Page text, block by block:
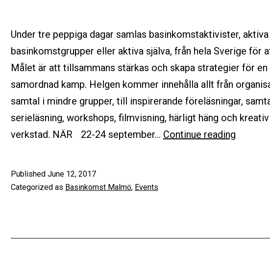
Under tre peppiga dagar samlas basinkomstaktivister,
basinkomstgrupper eller aktiva själva, från hela Sverige för
Målet är att tillsammans stärkas och skapa strategier för en
samordnad kamp. Helgen kommer innehålla allt från
samtal i mindre grupper, till inspirerande föreläsningar,
serieläsning, workshops, filmvisning, härligt häng och kreativ
verkstad. NÄR 22-24 september… Continue reading
Published June 12, 2017
Categorized as Basinkomst Malmö, Events